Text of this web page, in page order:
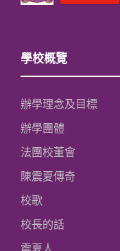
學校概覽
辦學理念及目標
辦學團體
法團校董會
陳震夏傳奇
校歌
校長的話